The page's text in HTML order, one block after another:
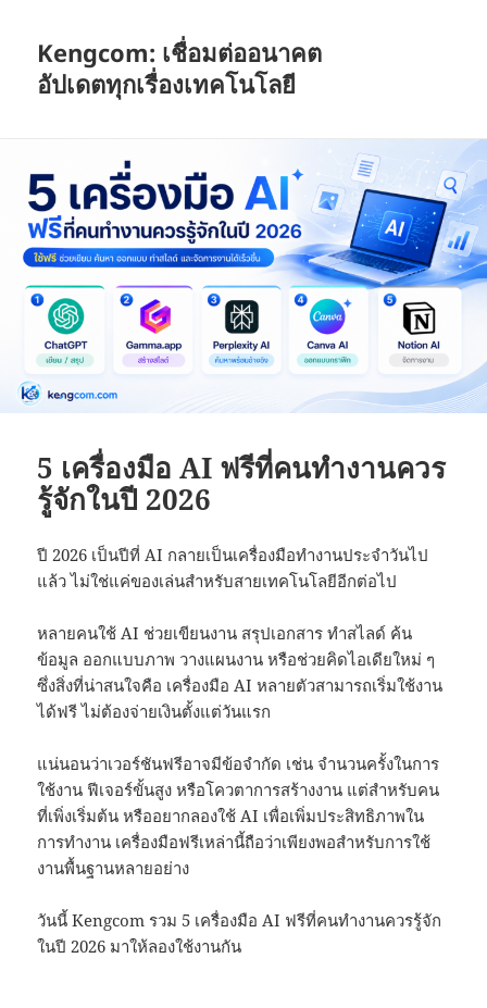
Kengcom: เชื่อมต่ออนาคต
อัปเดตทุกเรื่องเทคโนโลยี
5 เครื่องมือ AI ฟรีที่คนทำงานควร
รู้จักในปี 2026
ปี 2026 เป็นปีที่ AI กลายเป็นเครื่องมือทำงานประจำวันไป
แล้ว ไม่ใช่แค่ของเล่นสำหรับสายเทคโนโลยีอีกต่อไป
หลายคนใช้ AI ช่วยเขียนงาน สรุปเอกสาร ทำสไลด์ ค้น
ข้อมูล ออกแบบภาพ วางแผนงาน หรือช่วยคิดไอเดียใหม่ ๆ
ซึ่งสิ่งที่น่าสนใจคือ เครื่องมือ AI หลายตัวสามารถเริ่มใช้งาน
ได้ฟรี ไม่ต้องจ่ายเงินตั้งแต่วันแรก
แน่นอนว่าเวอร์ชันฟรีอาจมีข้อจำกัด เช่น จำนวนครั้งในการ
ใช้งาน ฟีเจอร์ขั้นสูง หรือโควตาการสร้างงาน แต่สำหรับคน
ที่เพิ่งเริ่มต้น หรืออยากลองใช้ AI เพื่อเพิ่มประสิทธิภาพใน
การทำงาน เครื่องมือฟรีเหล่านี้ถือว่าเพียงพอสำหรับการใช้
งานพื้นฐานหลายอย่าง
วันนี้ Kengcom รวม 5 เครื่องมือ AI ฟรีที่คนทำงานควรรู้จัก
ในปี 2026 มาให้ลองใช้งานกัน